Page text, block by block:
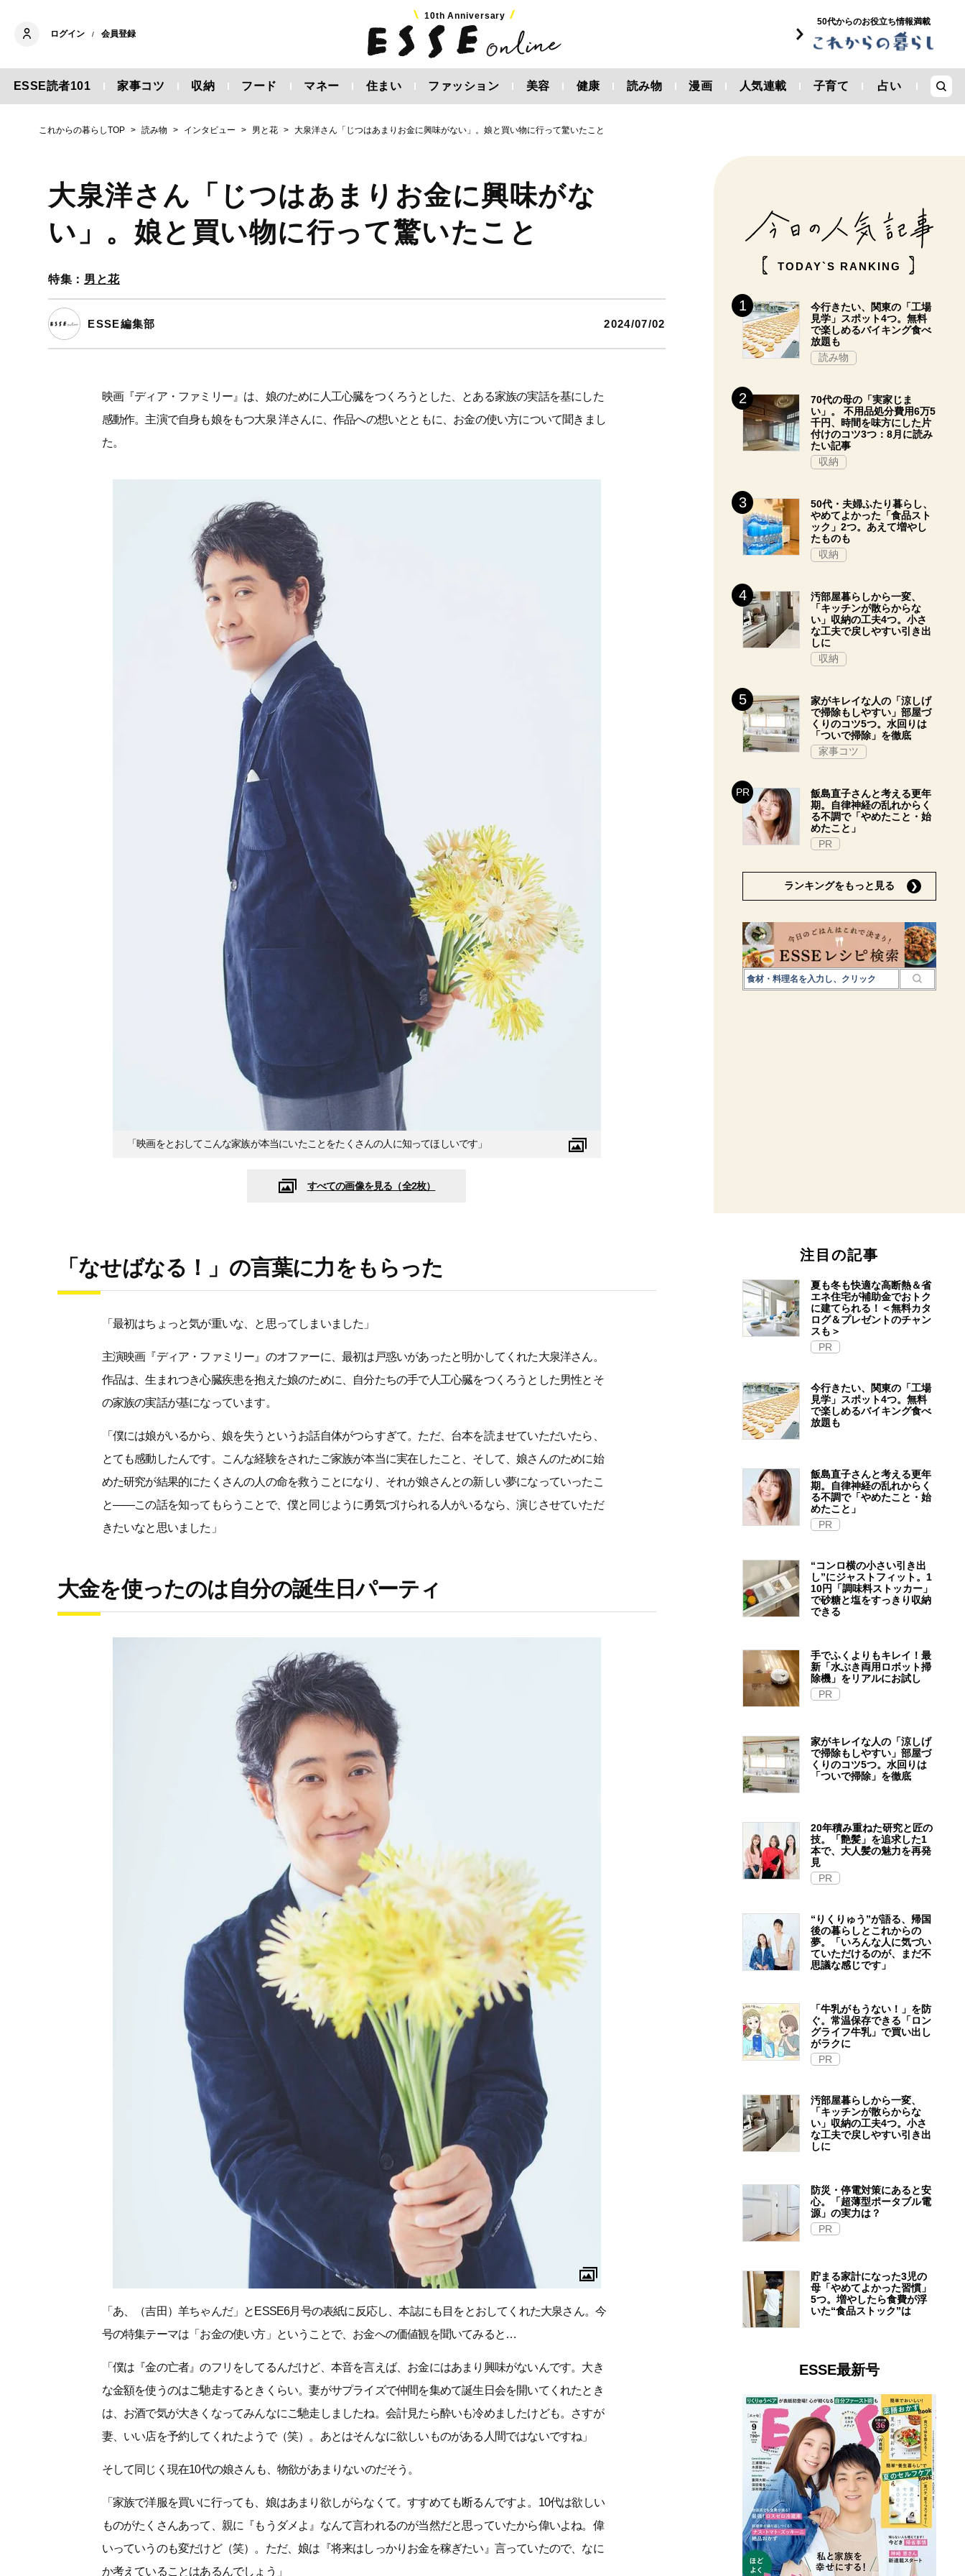
ログイン / 会員登録
10th Anniversary
50代からのお役立ち情報満載
ESSE読者101 家事コツ 収納 フード マネー 住まい ファッション 美容 健康 読み物 漫画 人気連載 子育て 占い
これからの暮らしTOP 読み物 インタビュー 男と花 大泉洋さん「じつはあまりお金に興味がない」。娘と買い物に行って驚いたこと
大泉洋さん「じつはあまりお金に興味がな
い」。娘と買い物に行って驚いたこと
特集： 男と花
ESSE編集部 2024/07/02
映画『ディア・ファミリー』は、娘のために人工心臓をつくろうとした、とある家族の実話を基にした
感動作。主演で自身も娘をもつ大泉 洋さんに、作品への想いとともに、お金の使い方について聞きまし
た。
「映画をとおしてこんな家族が本当にいたことをたくさんの人に知ってほしいです」
すべての画像を見る（全2枚）
「なせばなる！」の言葉に力をもらった
「最初はちょっと気が重いな、と思ってしまいました」
主演映画『ディア・ファミリー』のオファーに、最初は戸惑いがあったと明かしてくれた大泉洋さん。
作品は、生まれつき心臓疾患を抱えた娘のために、自分たちの手で人工心臓をつくろうとした男性とそ
の家族の実話が基になっています。
「僕には娘がいるから、娘を失うというお話自体がつらすぎて。ただ、台本を読ませていただいたら、
とても感動したんです。こんな経験をされたご家族が本当に実在したこと、そして、娘さんのために始
めた研究が結果的にたくさんの人の命を救うことになり、それが娘さんとの新しい夢になっていったこ
と――この話を知ってもらうことで、僕と同じように勇気づけられる人がいるなら、演じさせていただ
きたいなと思いました」
大金を使ったのは自分の誕生日パーティ
「あ、（吉田）羊ちゃんだ」とESSE6月号の表紙に反応し、本誌にも目をとおしてくれた大泉さん。今
号の特集テーマは「お金の使い方」ということで、お金への価値観を聞いてみると…
「僕は『金の亡者』のフリをしてるんだけど、本音を言えば、お金にはあまり興味がないんです。大き
な金額を使うのはご馳走するときくらい。妻がサプライズで仲間を集めて誕生日会を開いてくれたとき
は、お酒で気が大きくなってみんなにご馳走しましたね。会計見たら酔いも冷めましたけども。さすが
妻、いい店を予約してくれたようで（笑）。あとはそんなに欲しいものがある人間ではないですね」
そして同じく現在10代の娘さんも、物欲があまりないのだそう。
「家族で洋服を買いに行っても、娘はあまり欲しがらなくて。すすめても断るんですよ。10代は欲しい
ものがたくさんあって、親に『もうダメよ』なんて言われるのが当然だと思っていたから偉いよね。偉
いっていうのも変だけど（笑）。ただ、娘は『将来はしっかりお金を稼ぎたい』言っていたので、なに
か考えていることはあるんでしょう」
TODAY`S RANKING
今行きたい、関東の「工場
見学」スポット4つ。無料
で楽しめるバイキング食べ
放題も
読み物
70代の母の「実家じま
い」。 不用品処分費用6万5
千円、時間を味方にした片
付けのコツ3つ：8月に読み
たい記事
収納
50代・夫婦ふたり暮らし、
やめてよかった「食品スト
ック」2つ。あえて増やし
たものも
収納
汚部屋暮らしから一変、
「キッチンが散らからな
い」収納の工夫4つ。小さ
な工夫で戻しやすい引き出
しに
収納
家がキレイな人の「涼しげ
で掃除もしやすい」部屋づ
くりのコツ5つ。水回りは
「ついで掃除」を徹底
家事コツ
飯島直子さんと考える更年
期。自律神経の乱れからく
る不調で「やめたこと・始
めたこと」
PR
ランキングをもっと見る
注目の記事
夏も冬も快適な高断熱＆省
エネ住宅が補助金でおトク
に建てられる！＜無料カタ
ログ＆プレゼントのチャン
スも＞
PR
今行きたい、関東の「工場
見学」スポット4つ。無料
で楽しめるバイキング食べ
放題も
飯島直子さんと考える更年
期。自律神経の乱れからく
る不調で「やめたこと・始
めたこと」
PR
“コンロ横の小さい引き出
し”にジャストフィット。1
10円「調味料ストッカー」
で砂糖と塩をすっきり収納
できる
手でふくよりもキレイ！最
新「水ぶき両用ロボット掃
除機」をリアルにお試し
PR
家がキレイな人の「涼しげ
で掃除もしやすい」部屋づ
くりのコツ5つ。水回りは
「ついで掃除」を徹底
20年積み重ねた研究と匠の
技。「艶髪」を追求した1
本で、大人髪の魅力を再発
見
PR
“りくりゅう”が語る、帰国
後の暮らしとこれからの
夢。「いろんな人に気づい
ていただけるのが、まだ不
思議な感じです」
「牛乳がもうない！」を防
ぐ。常温保存できる「ロン
グライフ牛乳」で買い出し
がラクに
PR
汚部屋暮らしから一変、
「キッチンが散らからな
い」収納の工夫4つ。小さ
な工夫で戻しやすい引き出
しに
防災・停電対策にあると安
心。「超薄型ポータブル電
源」の実力は？​
PR
貯まる家計になった3児の
母「やめてよかった習慣」
5つ。増やしたら食費が浮
いた“食品ストック”は
ESSE最新号